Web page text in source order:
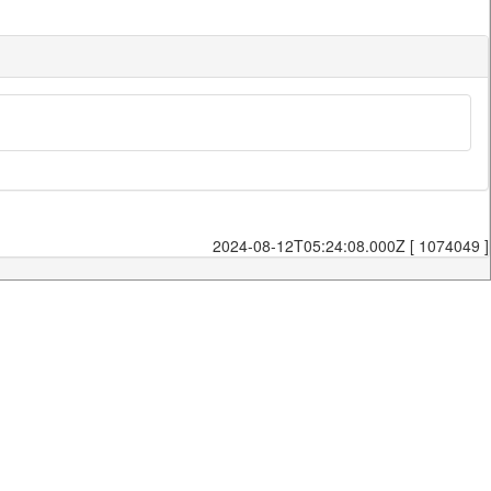
2024-08-12T05:24:08.000Z [ 1074049 ]